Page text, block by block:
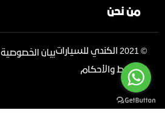
من نحن
©2021 الكندي للسيارات
بيان الخصوصية
الشروط والأحكام